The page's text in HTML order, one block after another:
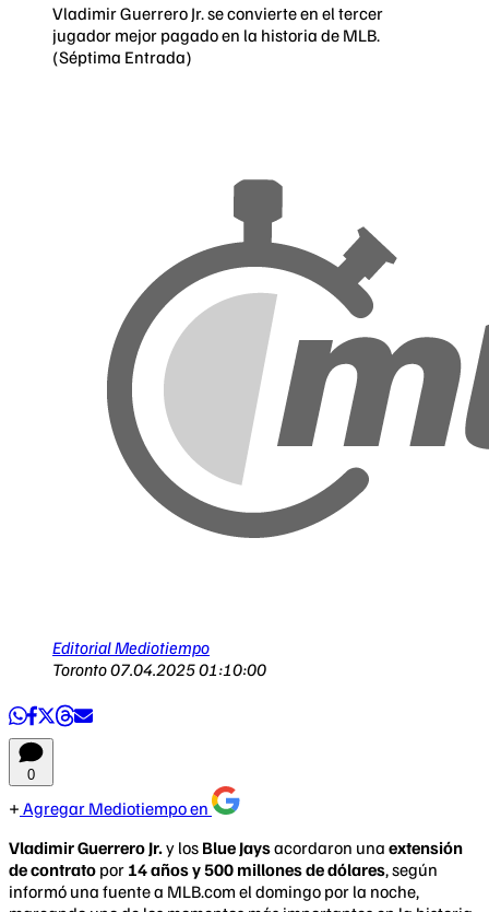
Vladimir Guerrero Jr. se convierte en el tercer
jugador mejor pagado en la historia de MLB.
(Séptima Entrada)
Editorial Mediotiempo
Toronto07.04.2025 01:10:00
0
Agregar Mediotiempo en
Vladimir Guerrero Jr.y los Blue Jaysacordaron una extensión
de contrato por 14 años y 500 millones de dólares, según
informó una fuente a MLB.com el domingo por la noche,